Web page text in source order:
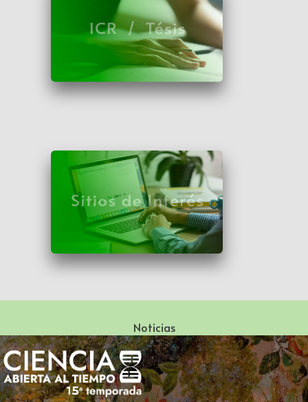
Noticias
Especialización en Literatura Mexicana del Siglo XX